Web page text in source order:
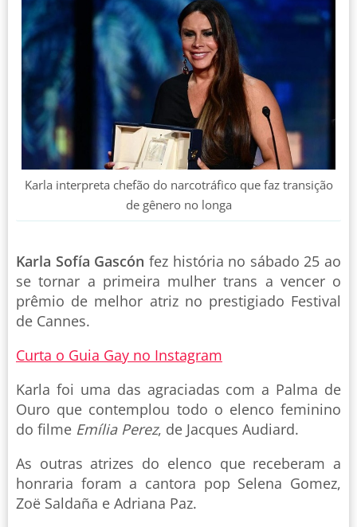
Karla interpreta chefão do narcotráfico que faz transição
de gênero no longa
Karla Sofía Gascón fez história no sábado 25 ao
se tornar a primeira mulher trans a vencer o
prêmio de melhor atriz no prestigiado Festival
de Cannes.
Curta o Guia Gay no Instagram
Karla foi uma das agraciadas com a Palma de
Ouro que contemplou todo o elenco feminino
do filme Emília Perez, de Jacques Audiard.
As outras atrizes do elenco que receberam a
honraria foram a cantora pop Selena Gomez,
Zoë Saldaña e Adriana Paz.